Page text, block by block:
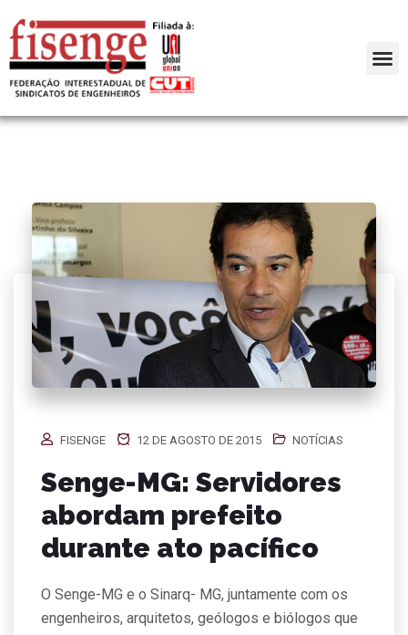
FISENGE 12 DE AGOSTO DE 2015 NOTÍCIAS
Senge-MG: Servidores
abordam prefeito
durante ato pacífico
O Senge-MG e o Sinarq- MG, juntamente com os
engenheiros, arquitetos, geólogos e biólogos que